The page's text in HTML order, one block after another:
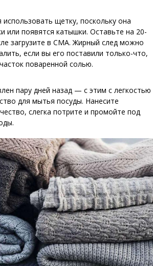
использовать щетку, поскольку она
или появятся катышки. Оставьте на 20-
загрузите в СМА. Жирный след можно
если вы его поставили только-что,
поваренной солью.
пару дней назад — с этим с легкостью
для мытья посуды. Нанесите
слегка потрите и промойте под